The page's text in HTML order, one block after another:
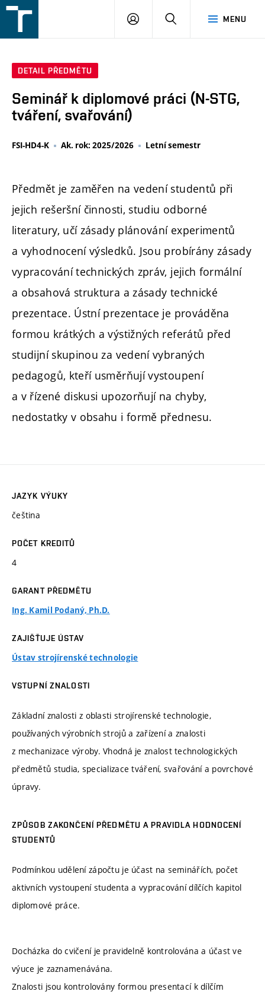
v
MENU
PŘIHLÁŠENÍ
DETAIL PŘEDMĚTU
Seminář k diplomové práci (N-STG,
tváření, svařování)
FSI-HD4-K Ak. rok: 2025/2026 Letní semestr
Předmět je zaměřen na vedení studentů při
jejich rešeršní činnosti, studiu odborné
literatury, učí zásady plánování experimentů
a vyhodnocení výsledků. Jsou probírány zásady
vypracování technických zpráv, jejich formální
a obsahová struktura a zásady technické
prezentace. Ústní prezentace je prováděna
formou krátkých a výstižných referátů před
studijní skupinou za vedení vybraných
pedagogů, kteří usměrňují vystoupení
a v řízené diskusi upozorňují na chyby,
nedostatky v obsahu i formě přednesu.
JAZYK VÝUKY
čeština
POČET KREDITŮ
4
GARANT PŘEDMĚTU
Ing. Kamil Podaný, Ph.D.
ZAJIŠŤUJE ÚSTAV
Ústav strojírenské technologie
VSTUPNÍ ZNALOSTI
Základní znalosti z oblasti strojírenské technologie,
používaných výrobních strojů a zařízení a znalosti
z mechanizace výroby. Vhodná je znalost technologických
předmětů studia, specializace tváření, svařování a povrchové
úpravy.
ZPŮSOB ZAKONČENÍ PŘEDMĚTU A PRAVIDLA HODNOCENÍ
STUDENTŮ
Podmínkou udělení zápočtu je účast na seminářích, počet
aktivních vystoupení studenta a vypracování dílčích kapitol
diplomové práce.
Docházka do cvičení je pravidelně kontrolována a účast ve
výuce je zaznamenávána.
Znalosti jsou kontrolovány formou presentací k dílčím